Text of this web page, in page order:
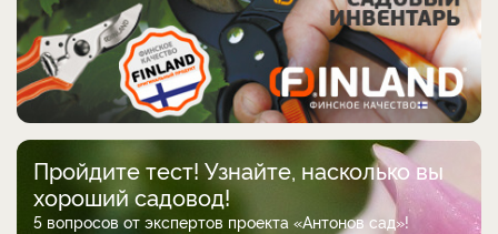
Пройдите тест! Узнайте, насколько вы
хороший садовод!
5 вопросов от экспертов проекта «Антонов сад»!